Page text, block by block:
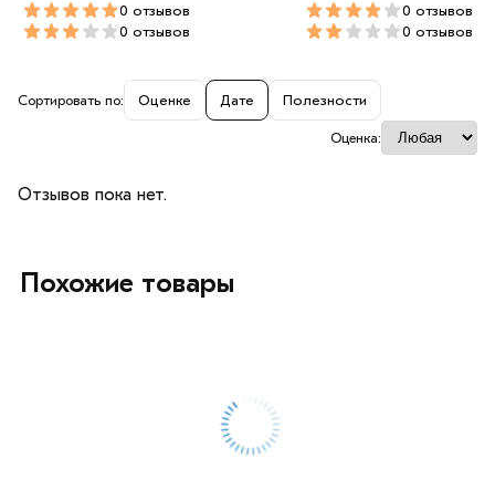
Сортировать по: Оценке Дате Полезности
Оценка:
Отзывов пока нет.
0 отзывов
0 отзывов
0 отзывов
0 отзывов
Похожие товары